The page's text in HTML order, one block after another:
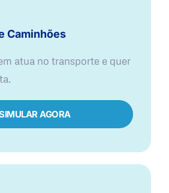
Caminhões
atua no transporte e quer
AGORA